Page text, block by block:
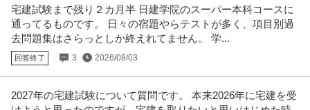
当社は、これから事業拡大フェーズへ入っていくこともあり、一人一人裁量
を持って取り組むことができます
…続きを見る
提供：株式会社スタンバイ
宅建試験まで残り２カ月半 日建学院のスーパー本科コースに
通ってるものです。 日々の宿題やらテストが多く、項目別過
去問題集はさらっとしか終えれてません。 学...
回答終了 3 2026/08/03
2027年の宅建試験について質問です。 本来2026年に宅建を受